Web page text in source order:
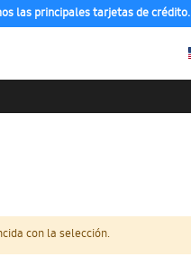
las principales tarjetas de crédito.
con la selección.